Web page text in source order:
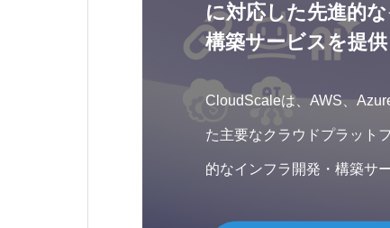
に対応した先進的
構築サービスを提
CloudScaleは、AWS、
た主要なクラウドプラット
的なインフラ開発・構築サ